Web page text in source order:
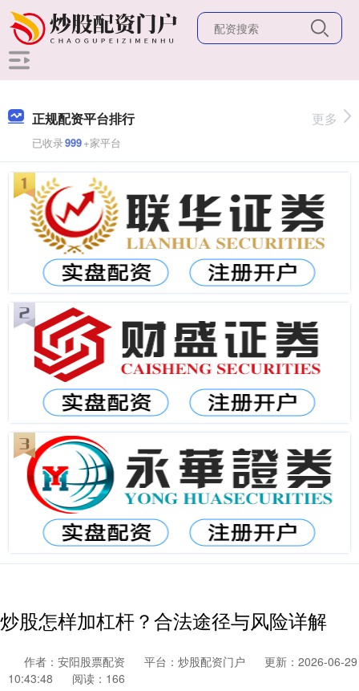
正规配资平台排行
已收录999+家平台
更多
炒股怎样加杠杆？合法途径与风险详解
作者：安阳股票配资 平台：炒股配资门户
更新：2026-06-29
10:43:48
阅读：166